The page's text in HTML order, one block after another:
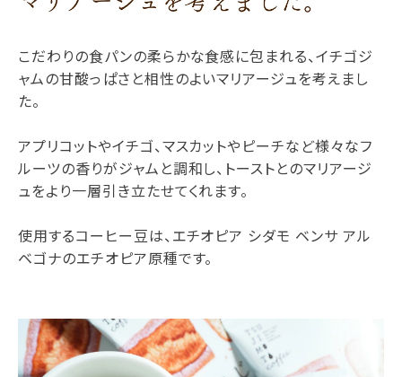
こだわりの食パンの柔らかな食感に包まれる、イチゴジ
ャムの甘酸っぱさと相性のよいマリアージュを考えまし
た。
アプリコットやイチゴ、マスカットやピーチなど様々なフ
ルーツの香りがジャムと調和し、トーストとのマリアージ
ュをより一層引き立たせてくれます。
使用するコーヒー豆は、エチオピア シダモ ベンサ アル
ベゴナのエチオピア原種です。